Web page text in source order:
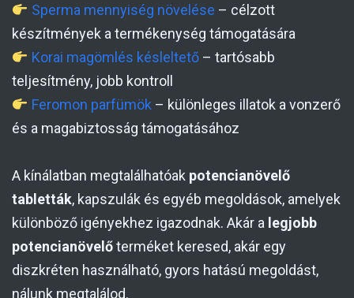
Sperma mennyiség növelése – célzott
készítmények a termékenység támogatására
Korai magömlés késleltető– tartósabb
teljesítmény, jobb kontroll
Feromon parfümök – különleges illatok a vonzerő
és a magabiztosság támogatásához
A kínálatban megtalálhatóak potencianövelő
tabletták, kapszulák és egyéb megoldások, amelyek
különböző igényekhez igazodnak. Akár a legjobb
potencianövelőterméket keresed, akár egy
diszkréten használható, gyors hatású megoldást,
nálunk megtalálod.